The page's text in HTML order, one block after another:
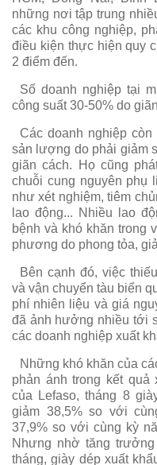
những nơi tập trung
các khu công nghiệp,
điều kiện thực hiện quy
2 điểm đến.
Số doanh nghiệp tại
công suất 30-50% do
Các doanh nghiệp
sản lượng do phải giảm
giãn cách. Họ cũng
chuỗi cung nguyên phụ
như xét nghiệm, tiêm
lao động... Nhiều lao
bệnh và khó khăn trong
phương do phong tỏa,
Bên cạnh đó, việc
và vận chuyển tàu biển
phí nhiên liệu và giá
đã ảnh hưởng nhiều tới
các doanh nghiệp xuất
Những khó khăn của
phản ánh trong kết quả
của Lefaso, tháng 8
giảm 38,5% so với
37,9% so với cùng kỳ
Nhưng nhờ tăng
tháng, giày dép xuất